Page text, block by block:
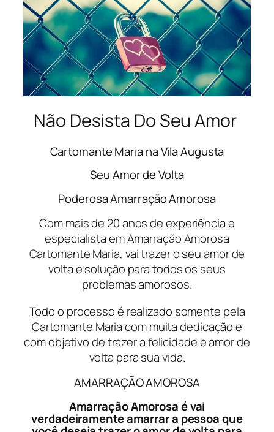
Não Desista Do Seu Amor
Cartomante Maria na Vila Augusta
Seu Amor de Volta
Poderosa Amarração Amorosa
Com mais de 20 anos de experiência e
especialista em Amarração Amorosa
Cartomante Maria, vai trazer o seu amor de
volta e solução para todos os seus
problemas amorosos.
Todo o processo é realizado somente pela
Cartomante Maria com muita dedicação e
com objetivo de trazer a felicidade e amor de
volta para sua vida.
AMARRAÇÃO AMOROSA
Amarração Amorosa é vai
verdadeiramente amarrar a pessoa que